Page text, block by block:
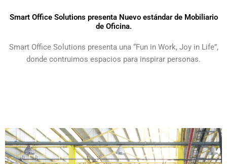
Smart Office Solutions presenta Nuevo estándar de Mobiliario
de Oficina.
Smart Office Solutions presenta una “Fun in Work, Joy in Life”,
donde contruimos espacios para inspirar personas.